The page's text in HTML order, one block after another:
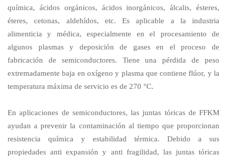
química, ácidos orgánicos, ácidos inorgánicos, álcalis, ésteres,
éteres, cetonas, aldehídos, etc. Es aplicable a la industria
alimenticia y médica, especialmente en el procesamiento de
algunos plasmas y deposición de gases en el proceso de
fabricación de semiconductores. Tiene una pérdida de peso
extremadamente baja en oxígeno y plasma que contiene flúor, y la
temperatura máxima de servicio es de 270 °C.
En aplicaciones de semiconductores, las juntas tóricas de FFKM
ayudan a prevenir la contaminación al tiempo que proporcionan
resistencia química y estabilidad térmica. Debido a sus
propiedades anti expansión y anti fragilidad, las juntas tóricas